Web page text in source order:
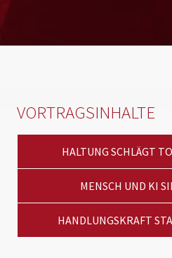
VORTRAGSINHALTE
HALTUNG SCHLÄGT
MENSCH UND KI
HANDLUNGSKRAFT